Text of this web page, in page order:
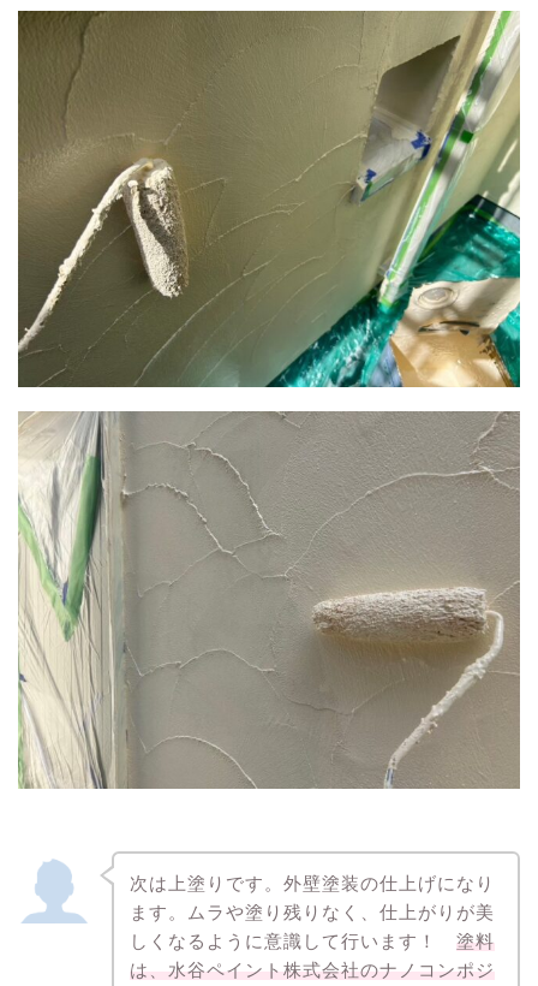
次は上塗りです。外壁塗装の仕上げになり
ます。ムラや塗り残りなく、仕上がりが美
しくなるように意識して行います！ 塗料
は、水谷ペイント株式会社のナノコンポジ